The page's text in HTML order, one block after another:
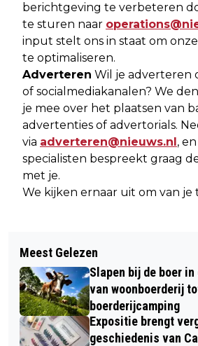
berichtgeving te verbeteren
te sturen naar
input stelt ons in staat om
te optimaliseren.
Adverteren Wil je adverteren
of socialmediakanalen? We
je mee over het plaatsen van
advertenties of advertorials.
via adverteren@nieuws.nl,
specialisten bespreekt graag
met je.
We kijken ernaar uit om van je
Meest Gelezen
Slapen bij de boer
van woonboerderij
boerderijcamping
Expositie brengt
geschiedenis van